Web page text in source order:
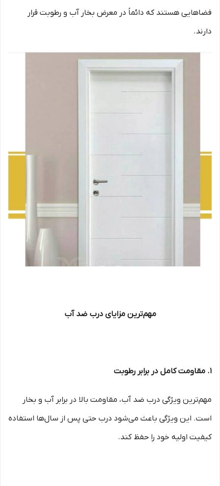
فضاهایی هستند که دائماً در معرض بخار آب و رطوبت قرار
دارند.
مهم‌ترین مزایای درب ضد آب
1. مقاومت کامل در برابر رطوبت
مهم‌ترین ویژگی درب ضد آب، مقاومت بالا در برابر آب و بخار
است. این ویژگی باعث می‌شود درب حتی پس از سال‌ها استفاده
کیفیت اولیه خود را حفظ کند.